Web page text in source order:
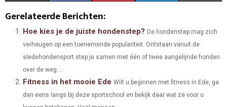
R
O
T
W
T
A
R
O
C
E
O
R
O
N
T
R
A
R
O
N
K
D
A
O
A
Gerelateerde Berichten:
Hoe kies je de juiste hondenstep? De hondenstep mag zich
verheugen op een toenemende populariteit. Ontstaan vanuit de
sledehondensport step je samen met één of twee aangelijnde honden
over de weg....
Fitness in het mooie Ede Wilt u beginnen met fitness in Ede, ga
dan eens langs bij deze sportschool en bekijk daar wat ze voor u